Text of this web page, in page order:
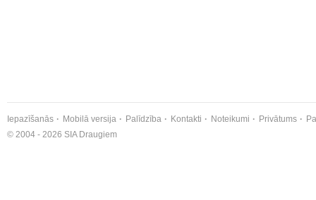
Iepazīšanās Mobilā versija Palīdzība Kontakti Noteikumi Privātums
© 2004 - 2026 SIA Draugiem